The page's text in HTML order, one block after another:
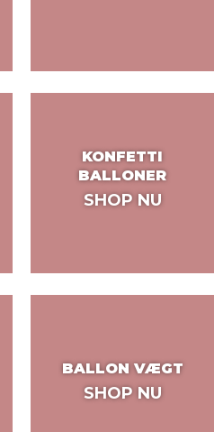
KONFETTI
BALLONER
SHOP NU
BALLON VÆGT
SHOP NU